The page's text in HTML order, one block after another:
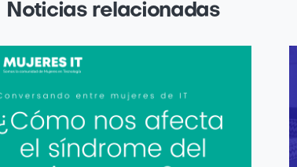
Noticias relacionadas